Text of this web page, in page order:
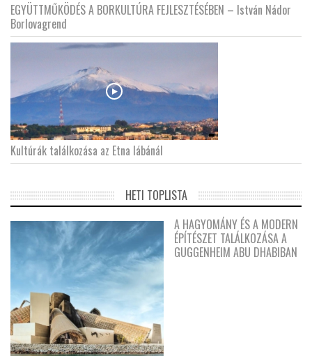
EGYÜTTMŰKÖDÉS A BORKULTÚRA FEJLESZTÉSÉBEN – István Nádor
Borlovagrend
Kultúrák találkozása az Etna lábánál
HETI TOPLISTA
A HAGYOMÁNY ÉS A MODERN
ÉPÍTÉSZET TALÁLKOZÁSA A
GUGGENHEIM ABU DHABIBAN